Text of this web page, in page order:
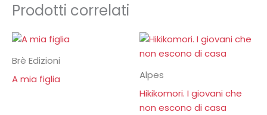
Prodotti correlati
Brè Edizioni
A mia figlia
Alpes
Hikikomori. I giovani che
non escono di casa